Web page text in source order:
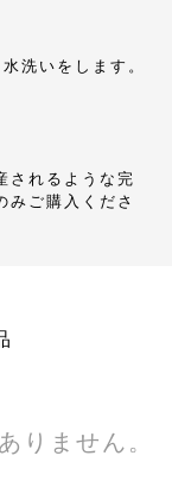
洗いをします。
されるような完
みご購入くださ
りません。